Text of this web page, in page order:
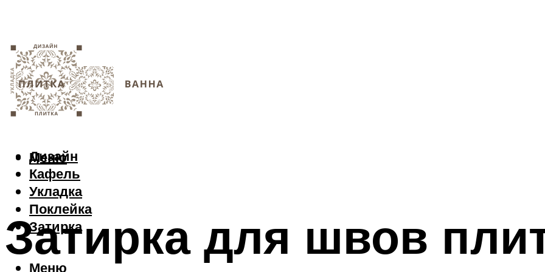
Дизайн
Кафель
Укладка
Поклейка
Затирка
Меню
Меню
Затирка для швов